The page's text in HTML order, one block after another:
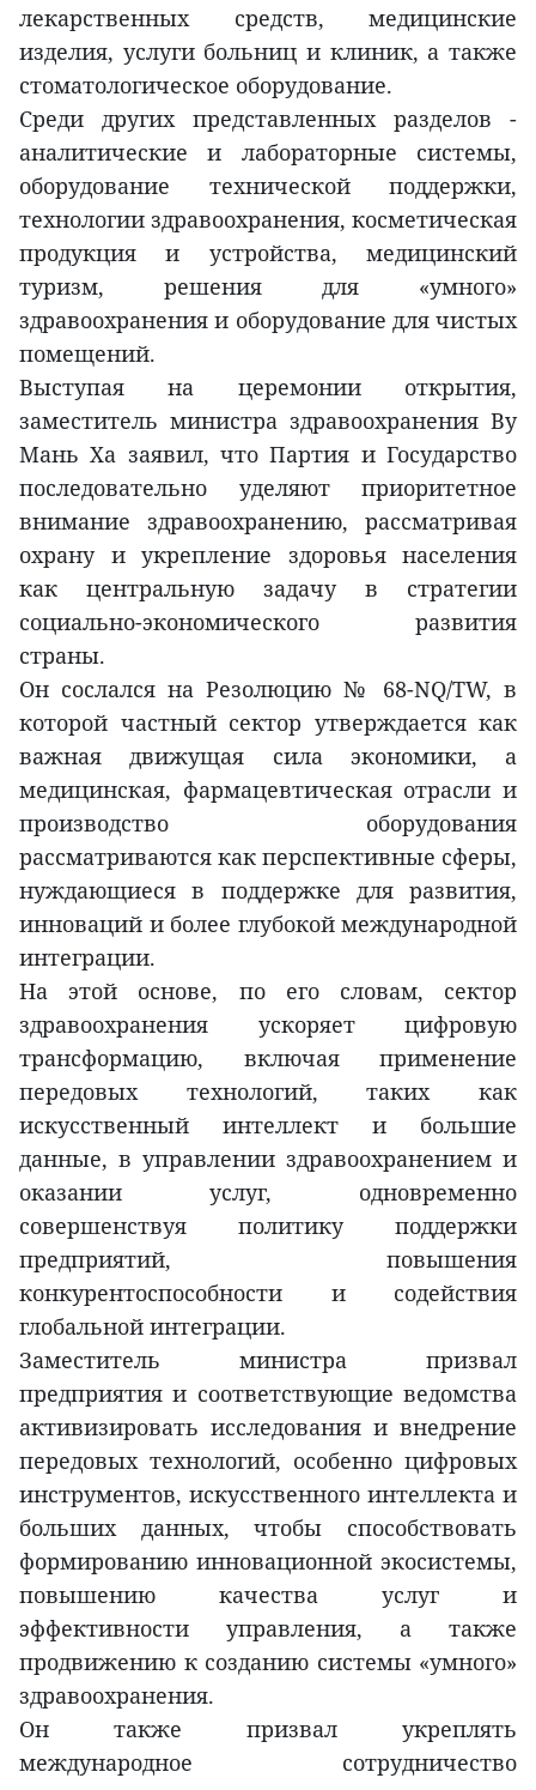
лекарственных средств, медицинские
изделия, услуги больниц и клиник, а также
стоматологическое оборудование.
Среди других представленных разделов -
аналитические и лабораторные системы,
оборудование технической поддержки,
технологии здравоохранения, косметическая
продукция и устройства, медицинский
туризм, решения для «умного»
здравоохранения и оборудование для чистых
помещений.
Выступая на церемонии открытия,
заместитель министра здравоохранения Ву
Мань Ха заявил, что Партия и Государство
последовательно уделяют приоритетное
внимание здравоохранению, рассматривая
охрану и укрепление здоровья населения
как центральную задачу в стратегии
социально-экономического развития
страны.
Он сослался на Резолюцию № 68-NQ/TW, в
которой частный сектор утверждается как
важная движущая сила экономики, а
медицинская, фармацевтическая отрасли и
производство оборудования
рассматриваются как перспективные сферы,
нуждающиеся в поддержке для развития,
инноваций и более глубокой международной
интеграции.
На этой основе, по его словам, сектор
здравоохранения ускоряет цифровую
трансформацию, включая применение
передовых технологий, таких как
искусственный интеллект и большие
данные, в управлении здравоохранением и
оказании услуг, одновременно
совершенствуя политику поддержки
предприятий, повышения
конкурентоспособности и содействия
глобальной интеграции.
Заместитель министра призвал
предприятия и соответствующие ведомства
активизировать исследования и внедрение
передовых технологий, особенно цифровых
инструментов, искусственного интеллекта и
больших данных, чтобы способствовать
формированию инновационной экосистемы,
повышению качества услуг и
эффективности управления, а также
продвижению к созданию системы «умного»
здравоохранения.
Он также призвал укреплять
международное сотрудничество